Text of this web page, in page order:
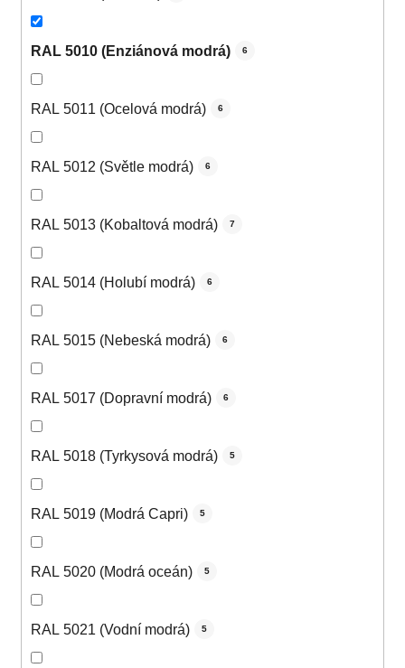
RAL 5010 (Enziánová modrá) 6
RAL 5011 (Ocelová modrá) 6
RAL 5012 (Světle modrá) 6
RAL 5013 (Kobaltová modrá) 7
RAL 5014 (Holubí modrá) 6
RAL 5015 (Nebeská modrá) 6
RAL 5017 (Dopravní modrá) 6
RAL 5018 (Tyrkysová modrá) 5
RAL 5019 (Modrá Capri) 5
RAL 5020 (Modrá oceán) 5
RAL 5021 (Vodní modrá) 5